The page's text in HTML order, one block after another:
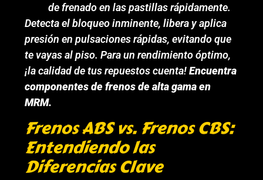
de frenado en las pastillas rápidamente.
Detecta el bloqueo inminente, libera y aplica
presión en pulsaciones rápidas, evitando que
te vayas al piso. Para un rendimiento óptimo,
¡la calidad de tus repuestos cuenta!Encuentra
componentes de frenos de alta gama en
MRM.
Frenos ABS vs. Frenos CBS:
Entendiendo las
Diferencias Clave